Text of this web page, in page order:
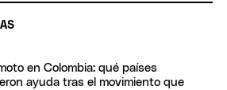
en Colombia: qué países
ayuda tras el movimiento que